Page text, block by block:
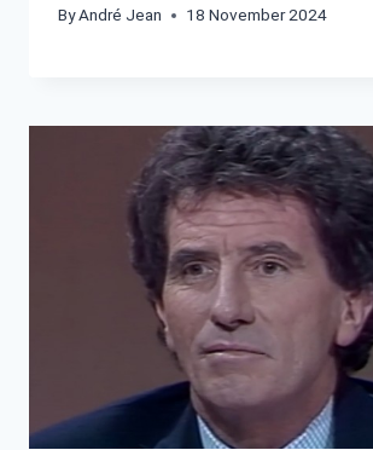
ByAndré Jean 18 November 2024